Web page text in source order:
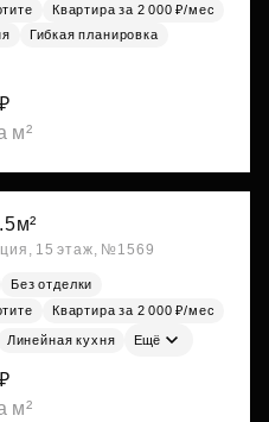
Квартира за 2 000 ₽/мес
Гибкая планировка
м²
15 этаж, №1569
Без отделки
Квартира за 2 000 ₽/мес
Линейная кухня Ещё
м²